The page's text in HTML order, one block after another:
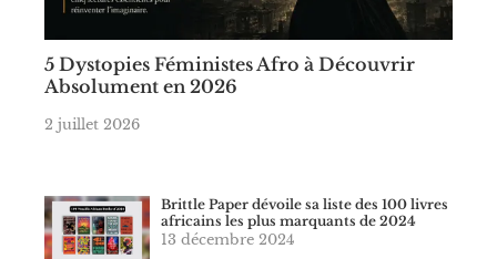
5 Dystopies Féministes Afro à Découvrir
Absolument en 2026
2 juillet 2026
Brittle Paper dévoile sa liste des 100 livres
africains les plus marquants de 2024
13 décembre 2024